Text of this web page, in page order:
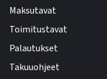
Maksutavat
Toimitustavat
Palautukset
Takuuohjeet